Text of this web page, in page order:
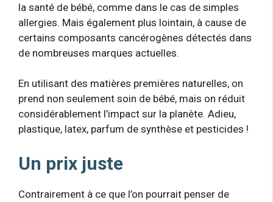
la santé de bébé, comme dans le cas de simples
allergies. Mais également plus lointain, à cause de
certains composants cancérogènes détectés dans
de nombreuses marques actuelles.
En utilisant des matières premières naturelles, on
prend non seulement soin de bébé, mais on réduit
considérablement l’impact sur la planète. Adieu,
plastique, latex, parfum de synthèse et pesticides !
Un prix juste
Contrairement à ce que l’on pourrait penser de